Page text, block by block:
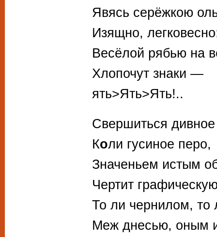
Явясь серёжкою
Изящно,
Весёлой рябью на
Хлопочут знаки —
ять>Ять>Ять!..
Свершиться
Коли гусиное перо,
Значеньем истым
Чертит
То ли чернилом,
Меж днесью, оным